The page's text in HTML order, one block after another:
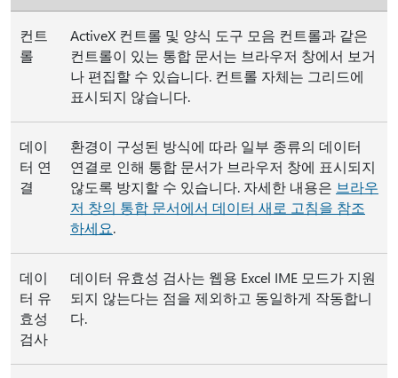
컨트
롤
ActiveX 컨트롤 및 양식 도구 모음 컨트롤과 같은
컨트롤이 있는 통합 문서는 브라우저 창에서 보거
나 편집할 수 있습니다. 컨트롤 자체는 그리드에
표시되지 않습니다.
데이
터 연
결
환경이 구성된 방식에 따라 일부 종류의 데이터
연결로 인해 통합 문서가 브라우저 창에 표시되지
않도록 방지할 수 있습니다. 자세한 내용은 브라우
저 창의 통합 문서에서 데이터 새로 고침을 참조
하세요.
데이
터 유
효성
검사
데이터 유효성 검사는 웹용 Excel IME 모드가 지원
되지 않는다는 점을 제외하고 동일하게 작동합니
다.